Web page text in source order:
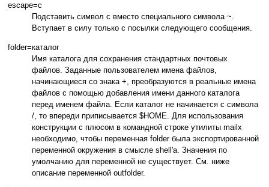
escape=c
Подставить символ c вместо специального символа ~.
Вступает в силу только с посылки следующего сообщения.
folder=каталог
Имя каталога для сохранения стандартных почтовых
файлов. Заданные пользователем имена файлов,
начинающиеся со знака +, преобразуются в реальные имена
файлов с помощью добавления имени данного каталога
перед именем файла. Если каталог не начинается с символа
/, то впереди приписывается $HOME. Для использования
конструкции с плюсом в командной строке утилиты mailx
необходимо, чтобы переменная folder была экспортированной
переменной окружения в смысле shell'а. Значения по
умолчанию для переменной не существует. См. ниже
описание переменной outfolder.